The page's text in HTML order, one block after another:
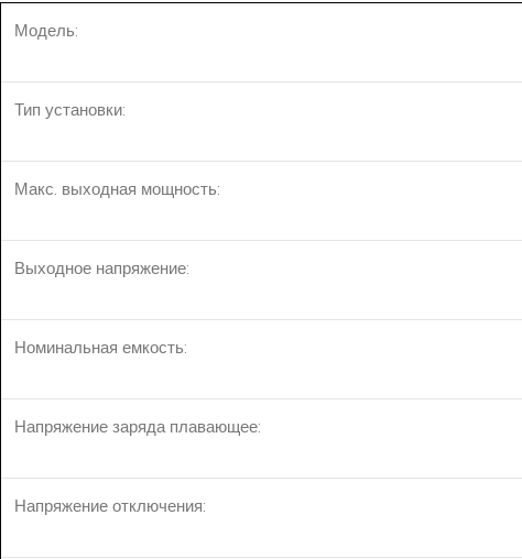
Модель:
Тип установки:
Макс. выходная мощность:
Выходное напряжение:
Номинальная емкость:
Напряжение заряда плавающее:
Напряжение отключения: